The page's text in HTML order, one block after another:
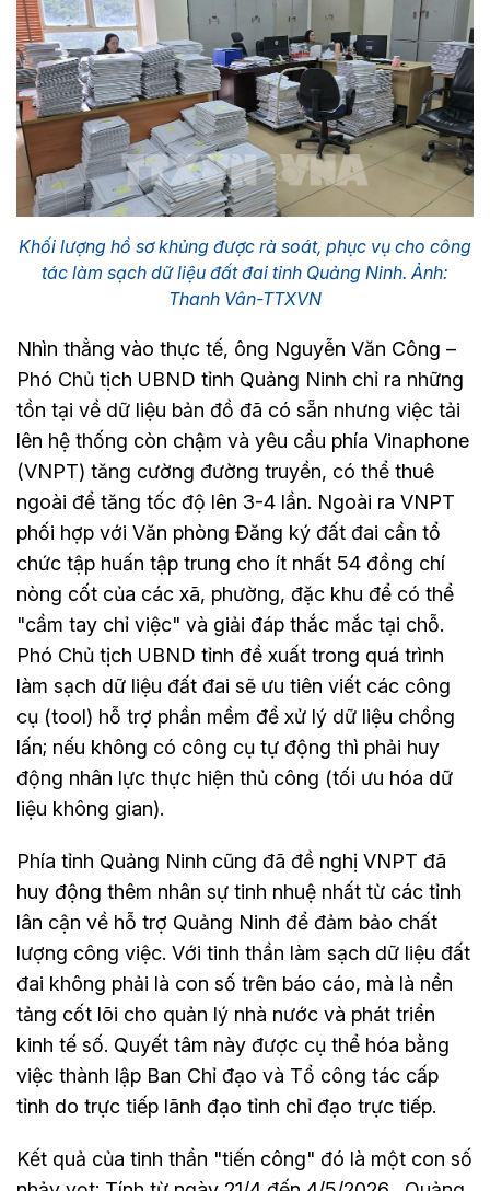
Khối lượng hồ sơ khủng được rà soát, phục vụ cho công
tác làm sạch dữ liệu đất đai tỉnh Quảng Ninh. Ảnh:
Thanh Vân-TTXVN
Nhìn thẳng vào thực tế, ông Nguyễn Văn Công –
Phó Chủ tịch UBND tỉnh Quảng Ninh chỉ ra những
tồn tại về dữ liệu bản đồ đã có sẵn nhưng việc tải
lên hệ thống còn chậm và yêu cầu phía Vinaphone
(VNPT) tăng cường đường truyền, có thể thuê
ngoài để tăng tốc độ lên 3-4 lần. Ngoài ra VNPT
phối hợp với Văn phòng Đăng ký đất đai cần tổ
chức tập huấn tập trung cho ít nhất 54 đồng chí
nòng cốt của các xã, phường, đặc khu để có thể
"cầm tay chỉ việc" và giải đáp thắc mắc tại chỗ.
Phó Chủ tịch UBND tỉnh đề xuất trong quá trình
làm sạch dữ liệu đất đai sẽ ưu tiên viết các công
cụ (tool) hỗ trợ phần mềm để xử lý dữ liệu chồng
lấn; nếu không có công cụ tự động thì phải huy
động nhân lực thực hiện thủ công (tối ưu hóa dữ
liệu không gian).
Phía tỉnh Quảng Ninh cũng đã đề nghị VNPT đã
huy động thêm nhân sự tinh nhuệ nhất từ các tỉnh
lân cận về hỗ trợ Quảng Ninh để đảm bảo chất
lượng công việc. Với tinh thần làm sạch dữ liệu đất
đai không phải là con số trên báo cáo, mà là nền
tảng cốt lõi cho quản lý nhà nước và phát triển
kinh tế số. Quyết tâm này được cụ thể hóa bằng
việc thành lập Ban Chỉ đạo và Tổ công tác cấp
tỉnh do trực tiếp lãnh đạo tỉnh chỉ đạo trực tiếp.
Kết quả của tinh thần "tiến công" đó là một con số